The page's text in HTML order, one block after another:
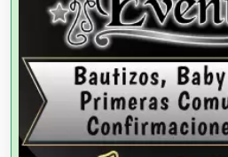
Agencias de Viajes
Agricultores
Agricultura y Ganadería